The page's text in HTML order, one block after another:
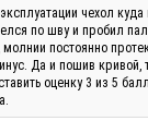
чехол куда
по шву и пробил
постоянно
Да и пошив кривой,
оценку 3 из 5